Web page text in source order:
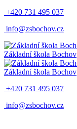
+420 731 495 037
info@zsbochov.cz
Základní škola Bochov
Základní škola Bochov
+420 731 495 037
info@zsbochov.cz